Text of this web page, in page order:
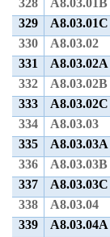
328
A8.03.01B
329
A8.03.01C
330
A8.03.02
331
A8.03.02A
332
A8.03.02B
333
A8.03.02C
334
A8.03.03
335
A8.03.03A
336
A8.03.03B
337
A8.03.03C
338
A8.03.04
339
A8.03.04A